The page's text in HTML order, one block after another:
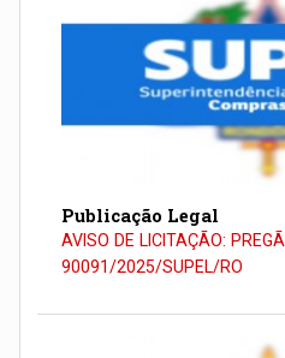
Publicação Legal
AVISO DE LICITAÇÃO:
90091/2025/SUPEL/RO